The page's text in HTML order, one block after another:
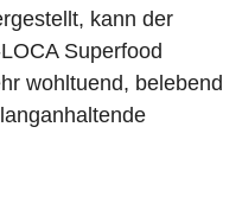
kann der
Superfood
wohltuend, belebend